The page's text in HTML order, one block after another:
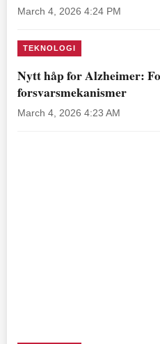
March 4, 2026 4:24 PM
TEKNOLOGI
Nytt håp for Alzheimer:
forsvarsmekanismer
March 4, 2026 4:23 AM